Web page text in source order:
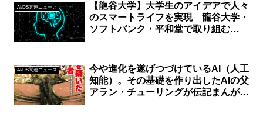
AI/DS関連ニュース
【龍谷大学】大学生のアイデアで人々
のスマートライフを実現 龍谷大学・
ソフトバンク・平和堂で取り組む
AI/DS関連ニュース
今や進化を遂げつづけているAI（人工
知能）。その基礎を作り出したAIの父
アラン・チューリングが伝記まんがで